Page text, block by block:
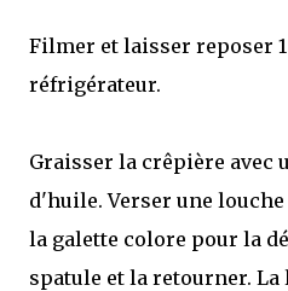
Filmer et laisser reposer 1
réfrigérateur.
Graisser la crêpière avec
d'huile. Verser une louche
la galette colore pour la
spatule et la retourner.